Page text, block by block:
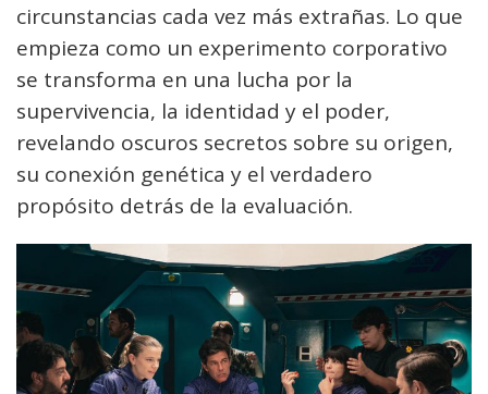
circunstancias cada vez más extrañas. Lo que
empieza como un experimento corporativo
se transforma en una lucha por la
supervivencia, la identidad y el poder,
revelando oscuros secretos sobre su origen,
su conexión genética y el verdadero
propósito detrás de la evaluación.